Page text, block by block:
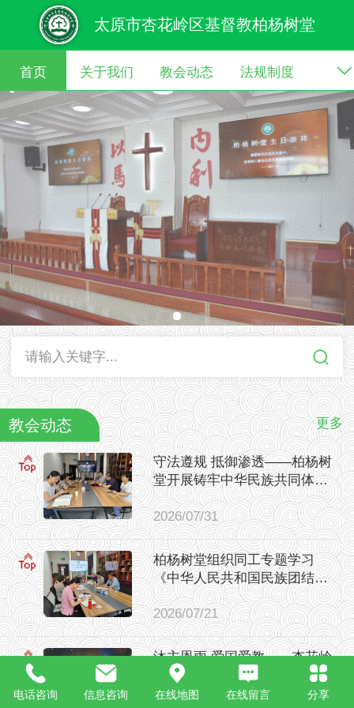
太原市杏花岭区基督教柏杨树堂
首页 关于我们 教会动态 法规制度
了解信仰 崇拜证道 基督教中国化 专题活动
请输入关键字...
教会动态 更多
守法遵规 抵御渗透——柏杨树
堂开展铸牢中华民族共同体意
识专题学习研讨会
2026/07/31
柏杨树堂组织同工专题学习
《中华人民共和国民族团结进
步促进法》
2026/07/21
沐主恩雨 爱国爱教——杏花岭
区基督教柏杨树堂开展爱国主
义教育活动
电话咨询 信息咨询 在线地图 在线留言 分享